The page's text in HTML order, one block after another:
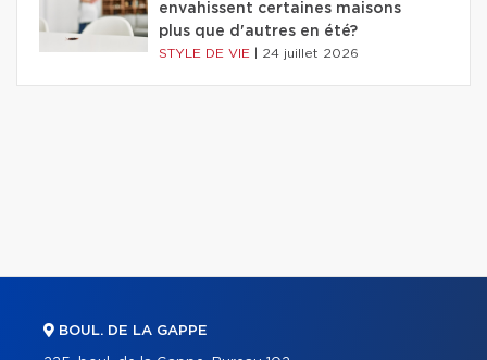
envahissent certaines maisons
plus que d'autres en été?
STYLE DE VIE 24 juillet 2026
BOUL. DE LA GAPPE